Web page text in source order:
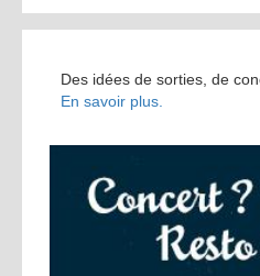
Des idées de sorties, de
En savoir plus.